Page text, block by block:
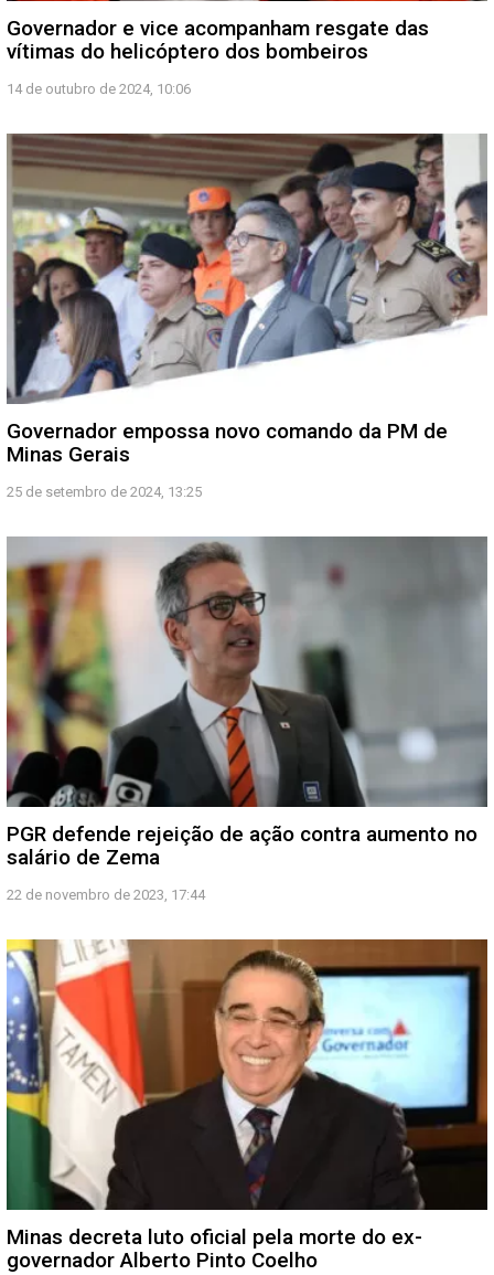
Governador e vice acompanham resgate das
vítimas do helicóptero dos bombeiros
14 de outubro de 2024, 10:06
Governador empossa novo comando da PM de
Minas Gerais
25 de setembro de 2024, 13:25
PGR defende rejeição de ação contra aumento no
salário de Zema
22 de novembro de 2023, 17:44
Minas decreta luto oficial pela morte do ex-
governador Alberto Pinto Coelho